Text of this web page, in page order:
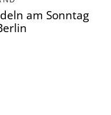
am Sonntag